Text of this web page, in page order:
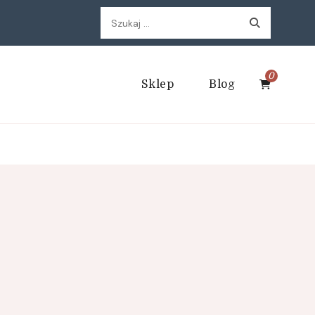
Szukaj:
Sklep Blog
0